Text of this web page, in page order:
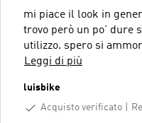
mi piace il look in
trovo però un po' dure
utilizzo. spero si
Leggi di più
luisbike
Acquisto verificato